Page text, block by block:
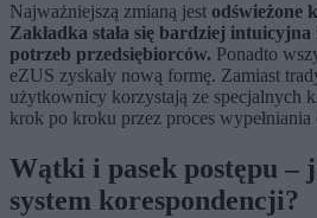
Najważniejszą zmianą jest odświeżone
Zakładka stała się bardziej
potrzeb przedsiębiorców. Ponadto
eZUS zyskały nową formę. Zamiast
użytkownicy korzystają ze specjalnych
krok po kroku przez proces wypełniania
Wątki i pasek postępu –
system korespondencji?